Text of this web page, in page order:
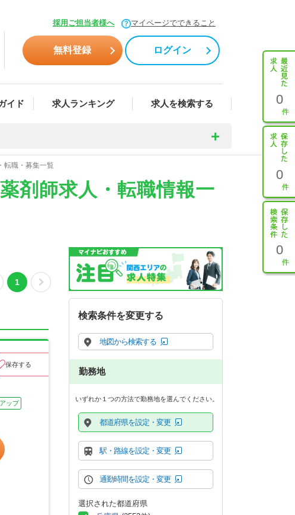
採用ご担当者様へ マイページでできること
無料登録 ログイン
イド 求人ランキング 求人を検索する 0
0
0
転職・募集一覧
剤師求人・転職情報一
1
保存する
ップ
検索条件を変更する
地図から検索する
勤務地
いずれか１つの方法で勤務地を選んでください。
都道府県を設定・変更
駅・路線を設定・変更
通勤時間を設定・変更
選択された都道府県